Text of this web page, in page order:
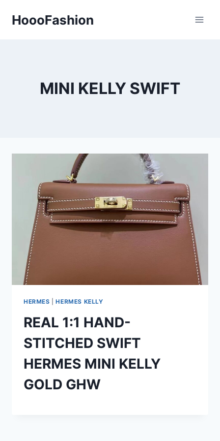
HoooFashion
MINI KELLY SWIFT
HERMES |HERMES KELLY
REAL 1:1 HAND-
STITCHED SWIFT
HERMES MINI KELLY
GOLD GHW